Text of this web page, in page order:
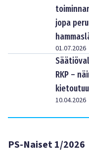
jopa
01.07.2026
RKP –
10.04.2026
PS-Naiset 1/2026